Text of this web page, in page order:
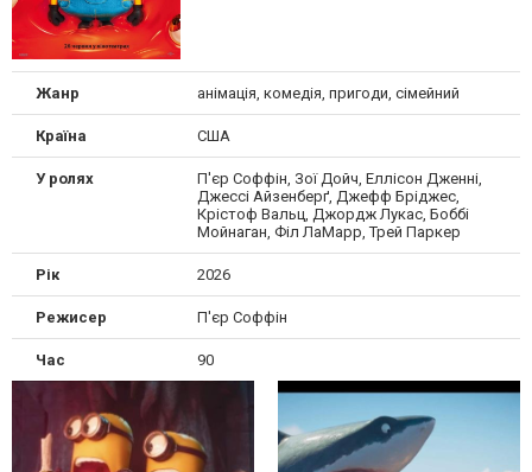
Жанр анімація, комедія, пригоди, сімейний
Країна США
У ролях
П'єр Соффін, Зої Дойч, Еллісон Дженні,
Джессі Айзенберґ, Джефф Бріджес,
Крістоф Вальц, Джордж Лукас, Боббі
Мойнаган, Філ ЛаМарр, Трей Паркер
Рік 2026
Режисер П'єр Соффін
Час 90